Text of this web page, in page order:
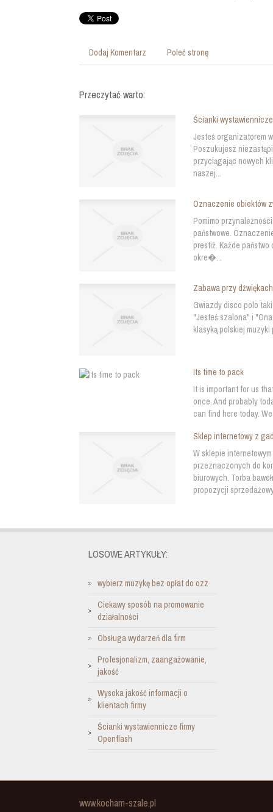
Dodaj Komentarz Poleć stronę
Przeczytać warto:
Ścianki
Jesteś organizatorem
Poszukujesz
przyciągając nowych
naszej...
Oznaczenie obiektów
Pomimo
państwowe.
prestiż. Każde
okre�...
Zabawa przy
Gwiazdy disco polo
"Jesteś szalona" i
klasyką polskiej
Its time to pack
It is important for us
once. And probably
can find here today.
Sklep internetowy z
W sklepie
przeznaczonych do
biurowych. Torba
propozycji
LOSOWE ARTYKUŁY:
wybierz muzykę bez opłat do ozz
Ciekawy sposób na promowanie
działalności
Obsługa wydarzeń dla firm
Profesjonalizm, zaangażowanie,
jakość
Wysoka jakość informacji o
klientach firmy
Ścianki wystawiennicze firmy
Openflash
www.kocham-szale.pl